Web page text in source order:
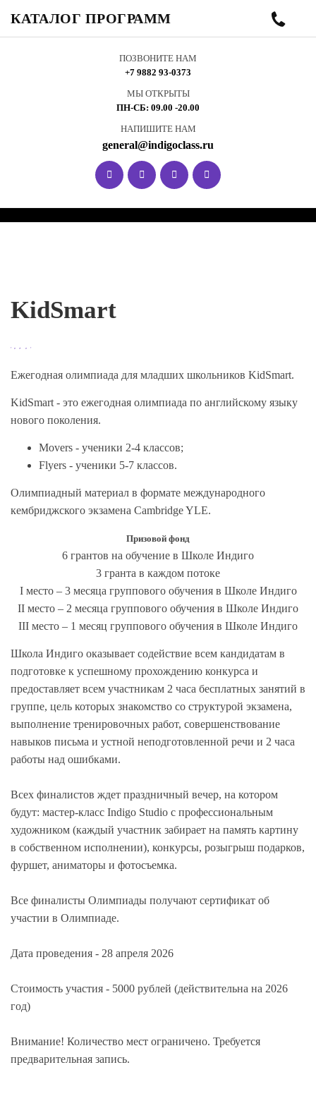
КАТАЛОГ ПРОГРАММ
ПОЗВОНИТЕ НАМ
+7 9882 93-0373
МЫ ОТКРЫТЫ
ПН-СБ: 09.00 -20.00
НАПИШИТЕ НАМ
general@indigoclass.ru
KidSmart
Ежегодная олимпиада для младших школьников KidSmart.
KidSmart - это ежегодная олимпиада по английскому языку
нового поколения.
Movers - ученики 2-4 классов;
Flyers - ученики 5-7 классов.
Олимпиадный материал в формате международного
кембриджского экзамена Cambridge YLE.
Призовой фонд
6 грантов на обучение в Школе Индиго
3 гранта в каждом потоке
I место – 3 месяца группового обучения в Школе Индиго
II место – 2 месяца группового обучения в Школе Индиго
III место – 1 месяц группового обучения в Школе Индиго
Школа Индиго оказывает содействие всем кандидатам в
подготовке к успешному прохождению конкурса и
предоставляет всем участникам 2 часа бесплатных занятий в
группе, цель которых знакомство со структурой экзамена,
выполнение тренировочных работ, совершенствование
навыков письма и устной неподготовленной речи и 2 часа
работы над ошибками.
Всех финалистов ждет праздничный вечер, на котором
будут: мастер-класс Indigo Studio с профессиональным
художником (каждый участник забирает на память картину
в собственном исполнении), конкурсы, розыгрыш подарков,
фуршет, аниматоры и фотосъемка.
Все финалисты Олимпиады получают сертификат об
участии в Олимпиаде.
Дата проведения - 28 апреля 2026
Стоимость участия - 5000 рублей (действительна на 2026
год)
Внимание! Количество мест ограничено. Требуется
предварительная запись.